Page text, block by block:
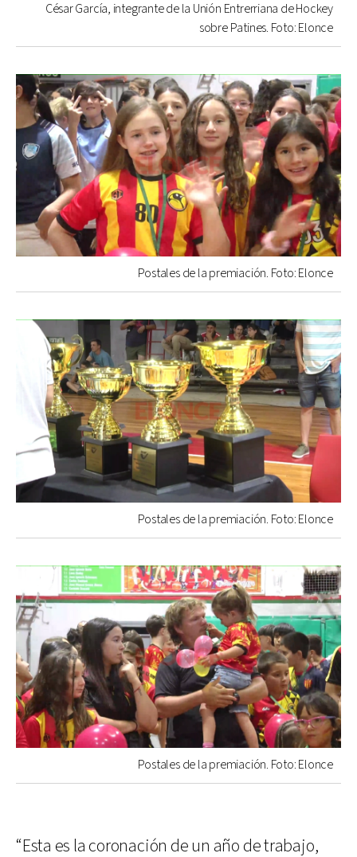
César García, integrante de la Unión Entrerriana de Hockey
sobre Patines. Foto: Elonce
Postales de la premiación. Foto: Elonce
Postales de la premiación. Foto: Elonce
Postales de la premiación. Foto: Elonce
“Esta es la coronación de un año de trabajo,